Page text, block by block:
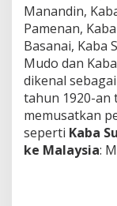
Manandin,
Pamenan,
Basanai, Kaba
Mudo dan
dikenal sebagai
tahun 1920-an
memusatkan
seperti Kaba
ke Malaysia: